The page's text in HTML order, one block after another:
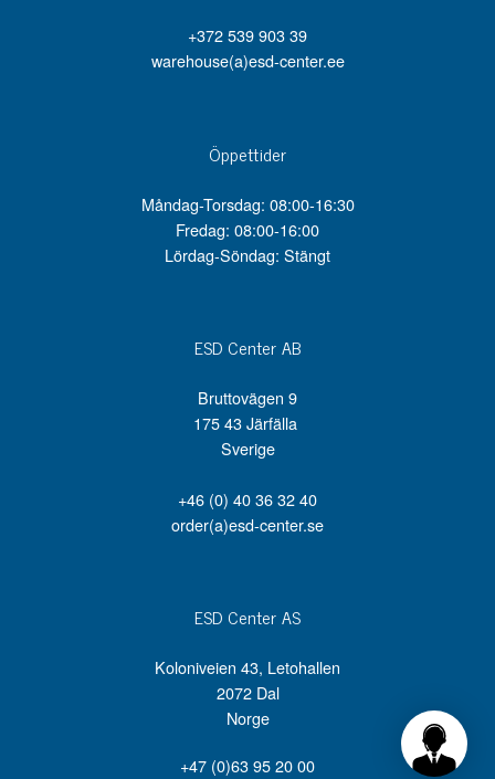
+372 539 903 39
warehouse(a)esd-center.ee
Öppettider
Måndag-Torsdag: 08:00-16:30
Fredag: 08:00-16:00
Lördag-Söndag: Stängt
ESD Center AB
Bruttovägen 9
175 43 Järfälla
Sverige
+46 (0) 40 36 32 40
order(a)esd-center.se
ESD Center AS
Koloniveien 43, Letohallen
2072 Dal
Norge
+47 (0)63 95 20 00